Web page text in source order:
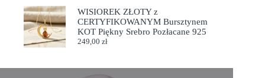
WISIOREK ZŁOTY z
CERTYFIKOWANYM Bursztynem
KOT Piękny Srebro Pozłacane 925
249,00 zł